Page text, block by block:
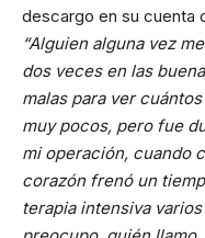
descargo en su cuenta
“Alguien alguna vez
dos veces en las
malas para ver
muy pocos, pero fue
mi operación, cuando
corazón frenó un
terapia intensiva